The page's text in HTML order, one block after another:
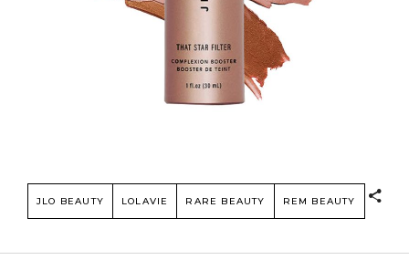
JLO BEAUTY LOLAVIE RARE BEAUTY REM BEAUTY